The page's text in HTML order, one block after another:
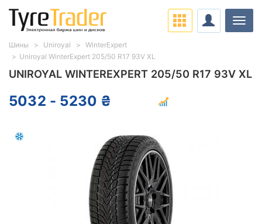
UNIROYAL WINTEREXPERT 205/50 R17 93V XL
5032 - 5230 ₴
Шины Uniroyal
WinterExpert
Uniroyal WinterExpert 205/50 R17 93V XL